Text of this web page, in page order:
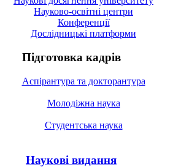
Науково-освітні центри
Конференції
Дослідницькі платформи
Підготовка кадрів
Аспірантура та докторантура
Молодіжна наука
Студентська наука
Наукові видання